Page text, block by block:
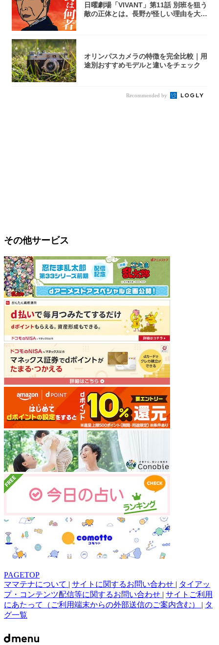
日曜劇場「VIVANT」第11話 別班を狙う
敵の正体とは。長野が怪しい理由を大
オリンパスカメラの特徴を完全比較｜用
途別おすすめモデルと違いをチェック
Recommended by
その他サービス
PAGETOP
ママテナについて | サイトに関するお問い合わせ | タイアッ
プ・コンテンツ配信等に関するお問い合わせ | サイトご利用
にあたって（ご利用端末からの外部送信のご案内含む） | タ
グ一覧